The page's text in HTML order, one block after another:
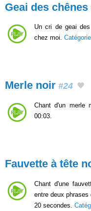
Geai des chênes
Un cri de geai
chez moi.
Merle noir #24
Chant d'un merle
00:03.
Fauvette à tête
Chant d'une
entre deux phrases
20 secondes.